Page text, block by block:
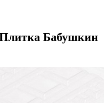
Бабушкин